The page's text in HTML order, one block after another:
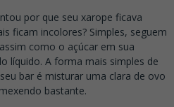
por que seu xarope ficava
ficam incolores? Simples, seguem
como o açúcar em sua
líquido. A forma mais simples de
bar é misturar uma clara de ovo
bastante.